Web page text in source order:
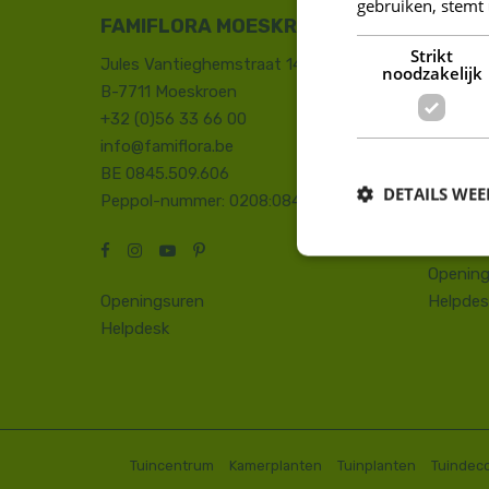
FAMIFLORA MOESKROEN
Jules Vantieghemstraat 14
B-7711 Moeskroen
+32 (0)56 33 66 00
info@famiflora.be
BE 0845.509.606
Peppol-nummer: 0208:0845509606
Openingsuren
Helpdesk
8660
+32
Tuincentrum Kamerplanten Tuinplanten
gebruiken,
Strikt
noodzakelijk
DETAILS